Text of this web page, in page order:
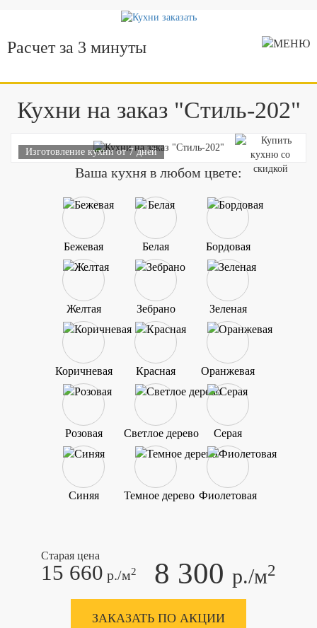
Расчет за 3 минуты
Кухни на заказ "Стиль-202"
Изготовление кухни от 7 дней
Ваша кухня в любом цвете:
Бежевая Белая Бордовая
Желтая Зебрано Зеленая
Коричневая Красная Оранжевая
Розовая Светлое дерево Серая
Синяя Темное дерево Фиолетовая
Старая цена
15 660 р./м2 8 300 р./м2
ЗАКАЗАТЬ ПО АКЦИИ